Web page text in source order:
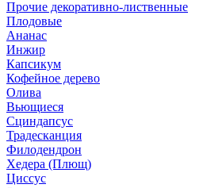
Прочие декоративно-лиственные
Плодовые
Ананас
Инжир
Капсикум
Кофейное дерево
Олива
Вьющиеся
Сциндапсус
Традесканция
Филодендрон
Хедера (Плющ)
Циссус